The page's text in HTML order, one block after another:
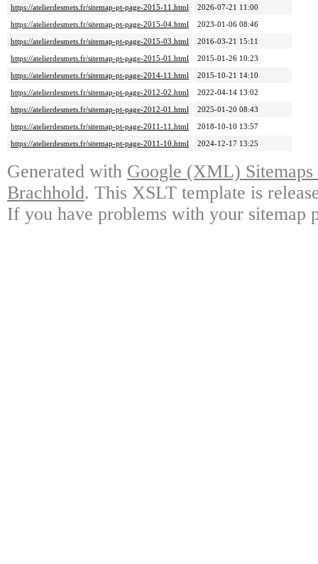
https://atelierdesmets.fr/sitemap-pt-page-2015-11.html
2026-07-21 11:00
https://atelierdesmets.fr/sitemap-pt-page-2015-04.html
2023-01-06 08:46
https://atelierdesmets.fr/sitemap-pt-page-2015-03.html
2016-03-21 15:11
https://atelierdesmets.fr/sitemap-pt-page-2015-01.html
2015-01-26 10:23
https://atelierdesmets.fr/sitemap-pt-page-2014-11.html
2015-10-21 14:10
https://atelierdesmets.fr/sitemap-pt-page-2012-02.html
2022-04-14 13:02
https://atelierdesmets.fr/sitemap-pt-page-2012-01.html
2025-01-20 08:43
https://atelierdesmets.fr/sitemap-pt-page-2011-11.html
2018-10-10 13:57
https://atelierdesmets.fr/sitemap-pt-page-2011-10.html
2024-12-17 13:25
Generated with Google (XML)
Brachhold. This XSLT template is
If you have problems with your sitemap